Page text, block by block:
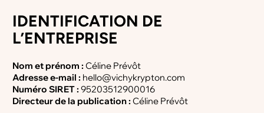
IDENTIFICATION DE
L’ENTREPRISE
Nom et prénom :Céline Prévôt
Adresse e-mail : hello@vichykrypton.com
Numéro SIRET :95203512900016
Directeur de la publication :Céline Prévôt